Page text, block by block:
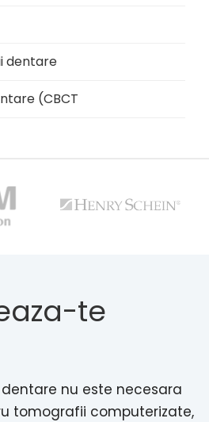
dentare
(CBCT
te
nu este necesara
tomografii computerizate,